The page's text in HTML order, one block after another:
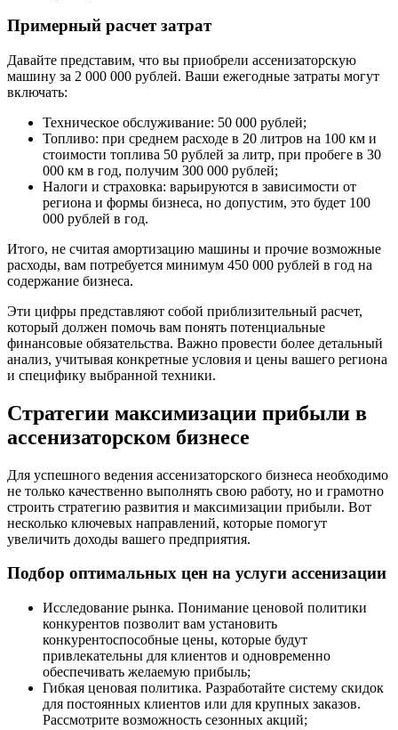
Примерный расчет затрат
Давайте представим, что вы приобрели ассенизаторскую
машину за 2 000 000 рублей. Ваши ежегодные затраты могут
включать:
Техническое обслуживание: 50 000 рублей;
Топливо: при среднем расходе в 20 литров на 100 км и
стоимости топлива 50 рублей за литр, при пробеге в 30
000 км в год, получим 300 000 рублей;
Налоги и страховка: варьируются в зависимости от
региона и формы бизнеса, но допустим, это будет 100
000 рублей в год.
Итого, не считая амортизацию машины и прочие возможные
расходы, вам потребуется минимум 450 000 рублей в год на
содержание бизнеса.
Эти цифры представляют собой приблизительный расчет,
который должен помочь вам понять потенциальные
финансовые обязательства. Важно провести более детальный
анализ, учитывая конкретные условия и цены вашего региона
и специфику выбранной техники.
Стратегии максимизации прибыли в
ассенизаторском бизнесе
Для успешного ведения ассенизаторского бизнеса необходимо
не только качественно выполнять свою работу, но и грамотно
строить стратегию развития и максимизации прибыли. Вот
несколько ключевых направлений, которые помогут
увеличить доходы вашего предприятия.
Подбор оптимальных цен на услуги ассенизации
Исследование рынка. Понимание ценовой политики
конкурентов позволит вам установить
конкурентоспособные цены, которые будут
привлекательны для клиентов и одновременно
обеспечивать желаемую прибыль;
Гибкая ценовая политика. Разработайте систему скидок
для постоянных клиентов или для крупных заказов.
Рассмотрите возможность сезонных акций;